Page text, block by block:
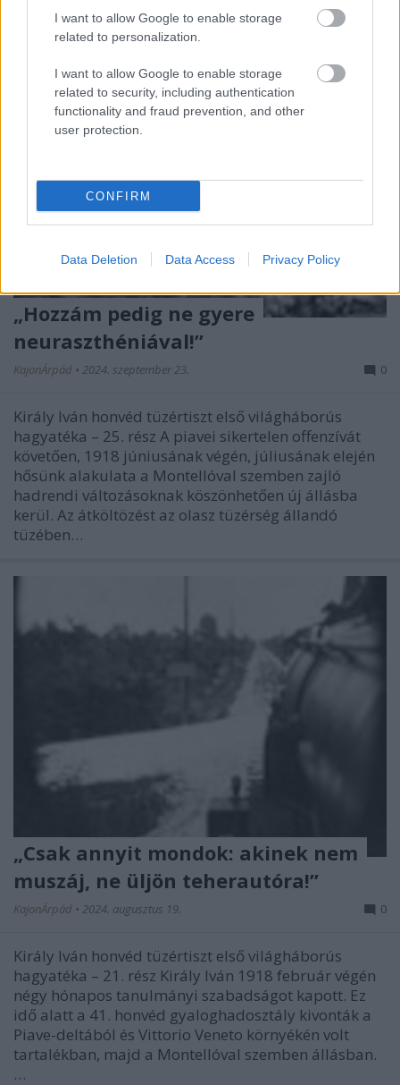
I want to allow Google to enable storage
related to personalization.
I want to allow Google to enable storage
related to security, including authentication
functionality and fraud prevention, and other
user protection.
CONFIRM
Data Deletion Data Access Privacy Policy
„Hozzám pedig ne gyere
neuraszthéniával!”
KajonÁrpád • 2024. szeptember 23. 0
Király Iván honvéd tüzértiszt első világháborús
hagyatéka – 25. rész A piavei sikertelen offenzívát
követően, 1918 júniusának végén, júliusának elején
hősünk alakulata a Montellóval szemben zajló
hadrendi változásoknak köszönhetően új állásba
kerül. Az átköltözést az olasz tüzérség állandó
tüzében…
„Csak annyit mondok: akinek nem
muszáj, ne üljön teherautóra!”
KajonÁrpád • 2024. augusztus 19. 0
Király Iván honvéd tüzértiszt első világháborús
hagyatéka – 21. rész Király Iván 1918 február végén
négy hónapos tanulmányi szabadságot kapott. Ez
idő alatt a 41. honvéd gyaloghadosztály kivonták a
Piave-deltából és Vittorio Veneto környékén volt
tartalékban, majd a Montellóval szemben állásban.
…